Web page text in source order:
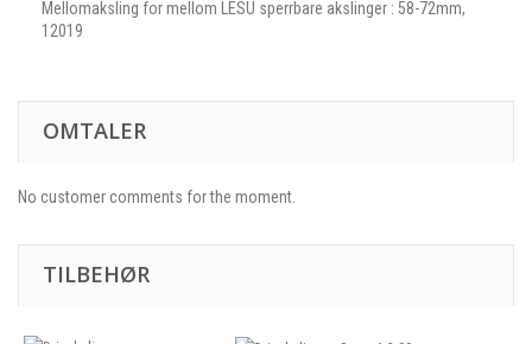
Mellomaksling for mellom LESU sperrbare akslinger : 58-72mm,
12019
OMTALER
No customer comments for the moment.
TILBEHØR